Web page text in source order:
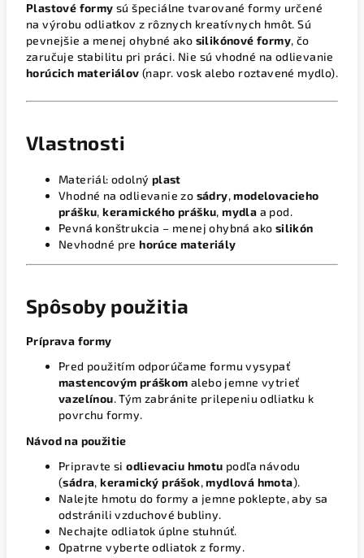
Plastové formy sú špeciálne tvarované formy určené
na výrobu odliatkov z rôznych kreatívnych hmôt. Sú
pevnejšie a menej ohybné ako silikónové formy, čo
zaručuje stabilitu pri práci. Nie sú vhodné na odlievanie
horúcich materiálov (napr. vosk alebo roztavené mydlo).
Vlastnosti
Materiál: odolný plast
Vhodné na odlievanie zo sádry,modelovacieho
prášku,keramického prášku,mydla a pod.
Pevná konštrukcia – menej ohybná ako silikón
Nevhodné prehorúce materiály
Spôsoby použitia
Príprava formy
Pred použitím odporúčame formu vysypať
mastencovým práškom alebo jemne vytrieť
vazelínou. Tým zabránite prilepeniu odliatku k
povrchu formy.
Návod na použitie
Pripravte siodlievaciu hmotu podľa návodu
(sádra,keramický prášok,mydlová hmota).
Nalejte hmotu do formy a jemne poklepte, aby sa
odstránili vzduchové bubliny.
Nechajte odliatok úplne stuhnúť.
Opatrne vyberte odliatok z formy.